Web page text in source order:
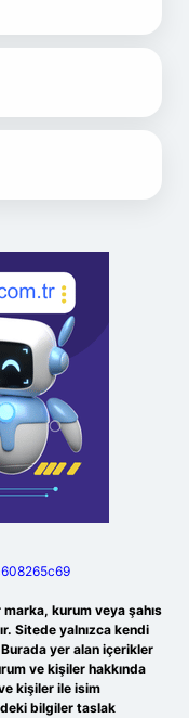
kurum veya şahıs
Sitede yalnızca kendi
Burada yer alan içerikler
ve kişiler hakkında
kişiler ile isim
bilgiler taslak